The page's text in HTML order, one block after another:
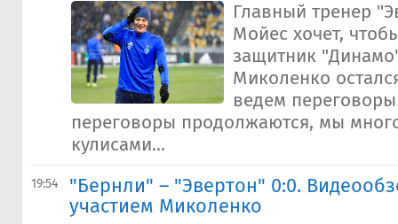
Главный тренер
Мойес хочет,
защитник
Миколенко
ведем
переговоры продолжаются, мы
кулисами...
19:54
"Бернли" – "Эвертон" 0:0.
участием Миколенко